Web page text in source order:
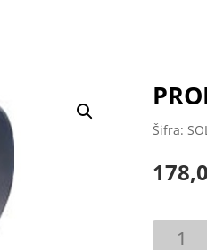
Šifra:
PROPELER